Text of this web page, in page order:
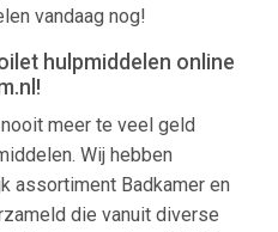
vandaag nog!
hulpmiddelen online
meer te veel geld
Wij hebben
assortiment Badkamer en
die vanuit diverse